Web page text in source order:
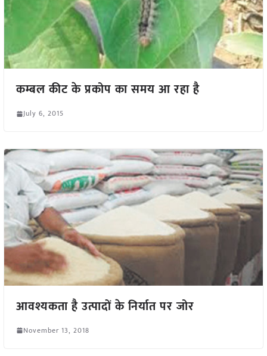
कम्बल कीट के प्रकोप का समय आ रहा है
July 6, 2015
आवश्यकता है उत्पादों के निर्यात पर जोर
November 13, 2018